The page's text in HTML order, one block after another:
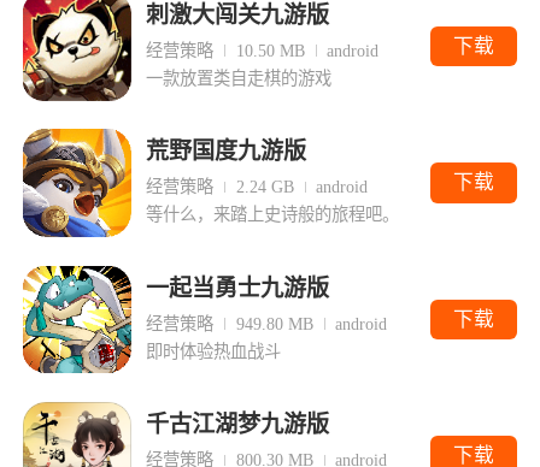
刺激大闯关九游版
经营策略 10.50 MB
android
一款放置类自走棋的游戏
下载
荒野国度九游版
经营策略 2.24 GB
android
等什么，来踏上史诗般的旅程吧。
下载
一起当勇士九游版
经营策略 949.80 MB
android
即时体验热血战斗
下载
千古江湖梦九游版
经营策略 800.30 MB android 下载